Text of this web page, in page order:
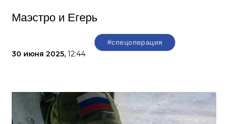
Маэстро и Егерь
30 июня 2025, 12:44
#спецоперация